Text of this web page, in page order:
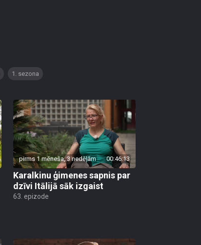
1. sezona
pirms 1 mēneša, 3 nedēļām 00:46:13
Karalkinu ģimenes sapnis par
dzīvi Itālijā sāk izgaist
63. epizode